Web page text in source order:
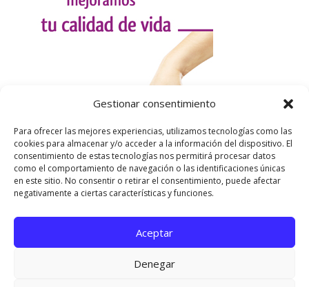
Gestionar consentimiento
Para ofrecer las mejores experiencias, utilizamos tecnologías como las
cookies para almacenar y/o acceder a la información del dispositivo. El
consentimiento de estas tecnologías nos permitirá procesar datos
como el comportamiento de navegación o las identificaciones únicas
en este sitio. No consentir o retirar el consentimiento, puede afectar
negativamente a ciertas características y funciones.
Aceptar
Denegar
Utilizamos cookies para ofrecerte la mejor experiencia en
Puedes aprender más sobre qué cookies utilizamos o